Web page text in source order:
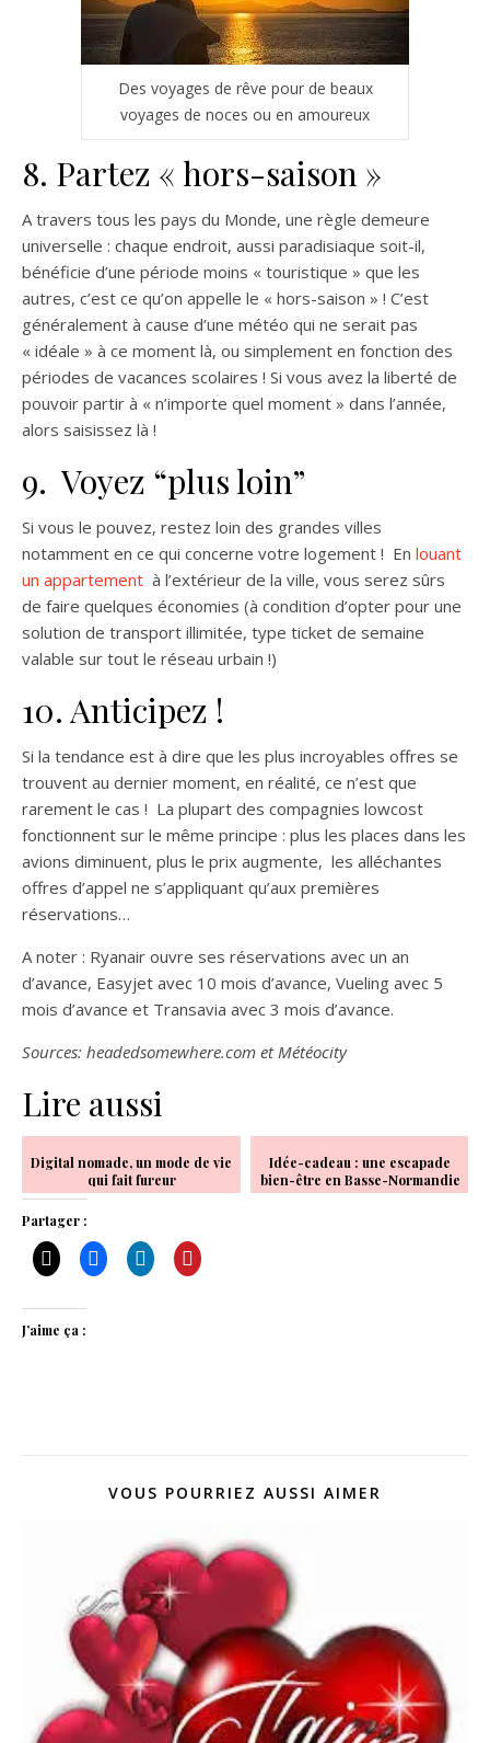
Des voyages de rêve pour de beaux
voyages de noces ou en amoureux
8. Partez « hors-saison »
A travers tous les pays du Monde, une règle demeure
universelle : chaque endroit, aussi paradisiaque soit-il,
bénéficie d’une période moins « touristique » que les
autres, c’est ce qu’on appelle le « hors-saison » ! C’est
généralement à cause d’une météo qui ne serait pas
« idéale » à ce moment là, ou simplement en fonction des
périodes de vacances scolaires ! Si vous avez la liberté de
pouvoir partir à « n’importe quel moment » dans l’année,
alors saisissez là !
9. Voyez “plus loin”
Si vous le pouvez, restez loin des grandes villes
notamment en ce qui concerne votre logement ! En louant
un appartement à l’extérieur de la ville, vous serez sûrs
de faire quelques économies (à condition d’opter pour une
solution de transport illimitée, type ticket de semaine
valable sur tout le réseau urbain !)
10. Anticipez !
Si la tendance est à dire que les plus incroyables offres se
trouvent au dernier moment, en réalité, ce n’est que
rarement le cas ! La plupart des compagnies lowcost
fonctionnent sur le même principe : plus les places dans les
avions diminuent, plus le prix augmente, les alléchantes
offres d’appel ne s’appliquant qu’aux premières
réservations…
A noter : Ryanair ouvre ses réservations avec un an
d’avance, Easyjet avec 10 mois d’avance, Vueling avec 5
mois d’avance et Transavia avec 3 mois d’avance.
Sources: headedsomewhere.com et Météocity
Lire aussi
Digital nomade, un mode de vie
qui fait fureur
Idée-cadeau : une escapade
bien-être en Basse-Normandie
Partager :
J’aime ça :
VOUS POURRIEZ AUSSI AIMER